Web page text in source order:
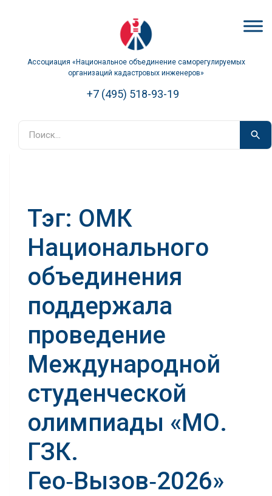
Ассоциация «Национальное объединение саморегулируемых
организаций кадастровых инженеров»
+7 (495) 518-93-19
Тэг: ОМК
Национального
объединения
поддержала
проведение
Международной
студенческой
олимпиады «МО.
ГЗК.
Гео‑Вызов‑2026»